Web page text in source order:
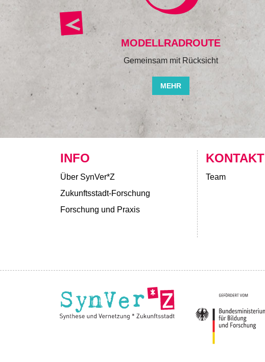
MODELLRADROUTE
Gemeinsam mit Rücksicht
MEHR
INFO
Über SynVer*Z
Zukunftsstadt-Forschung
Forschung und Praxis
KONTAKT
Team